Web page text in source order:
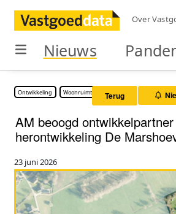
Over
Nieuws
Ontwikkeling Woonruimte Terug
AM beoogd
herontwikkeling De
23 juni 2026